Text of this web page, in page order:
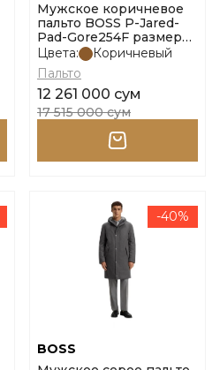
Мужское коричневое
пальто BOSS P-Jared-
Pad-Gore254F размер
48
Цвета:
Коричневый
Пальто
12 261 000 сум
17 515 000 сум
-40%
BOSS